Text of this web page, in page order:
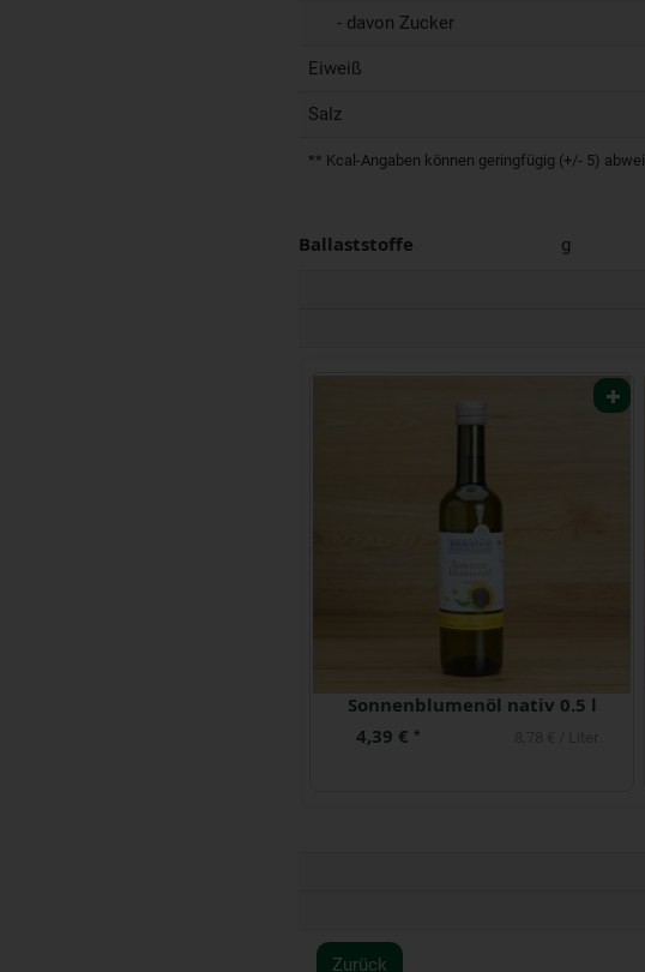
- davon Zucker
Eiweiß
Salz
** Kcal-Angaben können geringfügig (+/- 5)
Ballaststoffe g
Olivenöl mild nativ extra
16,99 €*
Zurück